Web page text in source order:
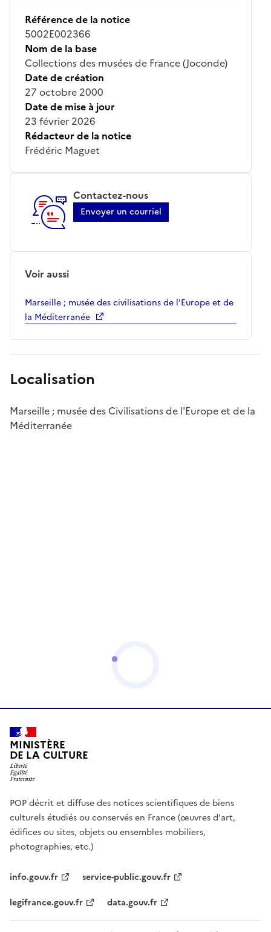
Référence de la notice
5002E002366
Nom de la base
Collections des musées de France (Joconde)
Date de création
27 octobre 2000
Date de mise à jour
23 février 2026
Rédacteur de la notice
Frédéric Maguet
Contactez-nous
Envoyer un courriel
Voir aussi
Marseille ; musée des civilisations de l'Europe et de
la Méditerranée
Localisation
Marseille ; musée des Civilisations de l'Europe et de la
Méditerranée
MINISTÈRE
DE LA CULTURE
POP décrit et diffuse des notices scientifiques de biens
culturels étudiés ou conservés en France (œuvres d'art,
édifices ou sites, objets ou ensembles mobiliers,
photographies, etc.)
info.gouv.fr
service-public.gouv.fr
legifrance.gouv.fr
data.gouv.fr